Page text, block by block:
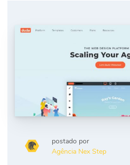
postado por
Agência Nex Step